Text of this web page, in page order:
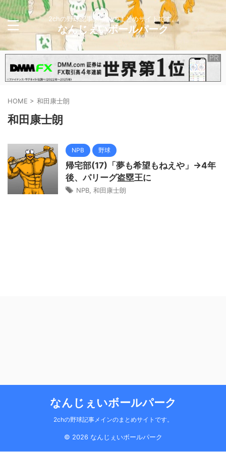
2chの野球記事メインのまとめサイトです。
なんじぇいボールパーク
HOME > 和田康士朗
和田康士朗
NPB 野球
帰宅部(17)「夢も希望もねえや」→4年
後、パリーグ盗塁王に
NPB 和田康士朗
なんじぇいボールパーク
2chの野球記事メインのまとめサイトです。
© 2026 なんじぇいボールパーク